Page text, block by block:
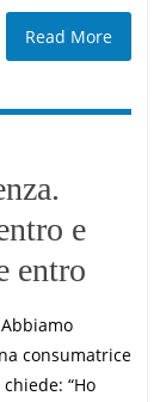
Read More
e
entro
Abbiamo
consumatrice
“Ho